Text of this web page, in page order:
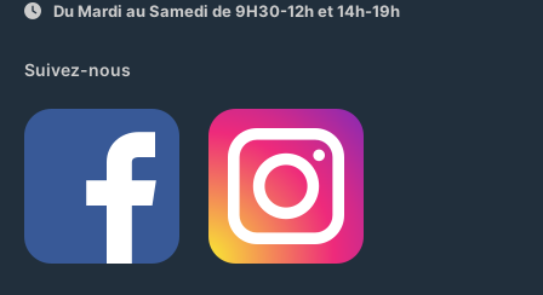
Du Mardi au Samedi de 9H30-12h et 14h-19h
Suivez-nous